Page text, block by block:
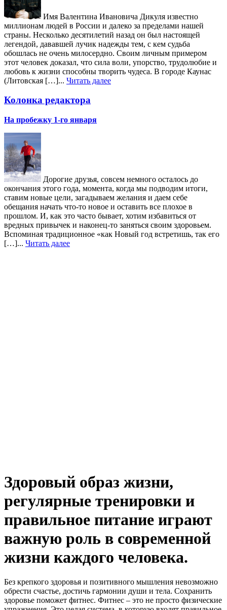
Имя Валентина Ивановича Дикуля известно
миллионам людей в России и далеко за пределами нашей
страны. Несколько десятилетий назад он был настоящей
легендой, дававшей лучик надежды тем, с кем судьба
обошлась не очень милосердно. Своим личным примером
этот человек доказал, что сила воли, упорство, трудолюбие и
любовь к жизни способны творить чудеса. В городе Каунас
(Литовская […]... Читать далее
Колонка редактора
На пробежку 1-го января
Дорогие друзья, совсем немного осталось до
окончания этого года, момента, когда мы подводим итоги,
ставим новые цели, загадываем желания и даем себе
обещания начать что-то новое и оставить все плохое в
прошлом. И, как это часто бывает, хотим избавиться от
вредных привычек и наконец-то заняться своим здоровьем.
Вспоминая традиционное «как Новый год встретишь, так его
[…]... Читать далее
Здоровый образ жизни,
регулярные тренировки и
правильное питание играют
важную роль в современной
жизни каждого человека.
Без крепкого здоровья и позитивного мышления невозможно
обрести счастье, достичь гармонии души и тела. Сохранить
здоровье поможет фитнес. Фитнес – это не просто физические